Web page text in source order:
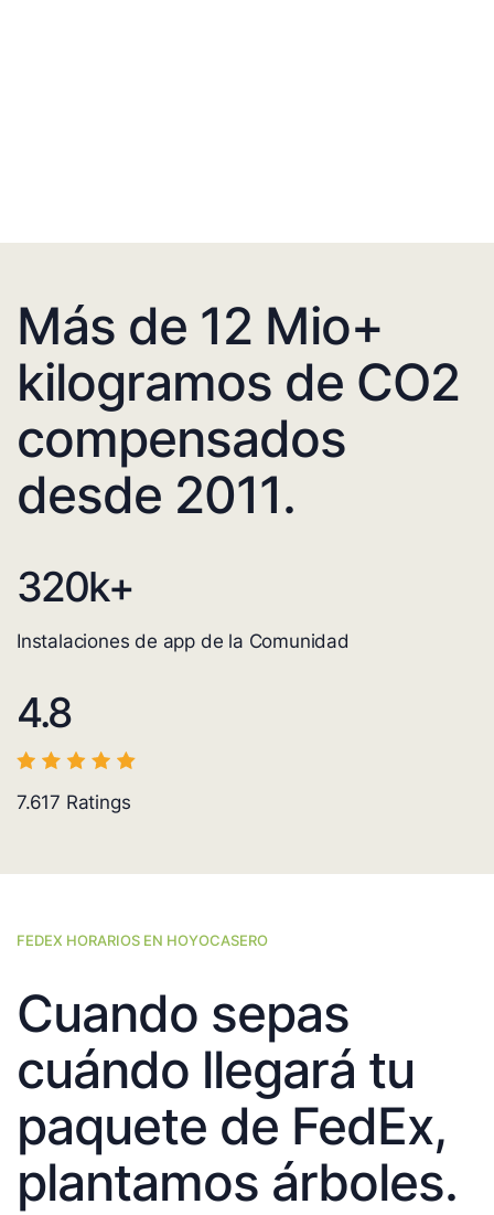
Más de 12 Mio+
kilogramos de CO2
compensados
desde 2011.
320k+
Instalaciones de app de la Comunidad
4.8
7.617 Ratings
FEDEX HORARIOS EN HOYOCASERO
Cuando sepas
cuándo llegará tu
paquete de FedEx,
plantamos árboles.